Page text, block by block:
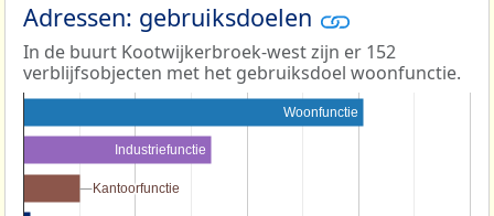
Adressen: gebruiksdoelen
In de buurt Kootwijkerbroek-west zijn er 152
verblijfsobjecten met het gebruiksdoel woonfunctie.
Woonfunctie
Industriefunctie
Kantoorfunctie
Kantoorfunctie